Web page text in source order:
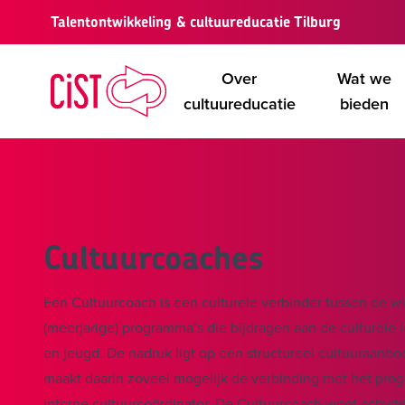
Talentontwikkeling & cultuureducatie Tilburg
Over
cultuureducatie
Wat we
bieden
Cultuurcoaches
Een Cultuurcoach is een culturele verbinder tussen de
(meerjarige) programma’s die bijdragen aan de
en jeugd. De nadruk ligt op een structureel
maakt daarin zoveel mogelijk de verbinding met het